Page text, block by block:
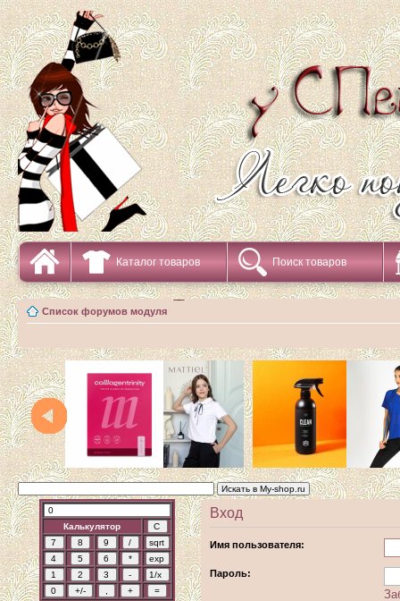
Каталог товаров Поиск товаров
Список форумов модуля
Калькулятор
Вход
Имя пользователя:
Пароль: